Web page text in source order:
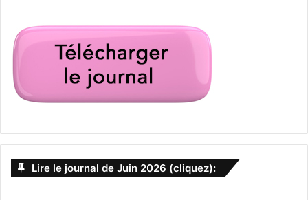
Francophonie et associations francophones en
Floride
Green Card immigration
loi naturalisation
visa immigrant visa non-immigrant
Lire le journal de Juin 2026 (cliquez):